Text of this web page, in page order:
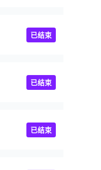
已结束
已结束
已结束